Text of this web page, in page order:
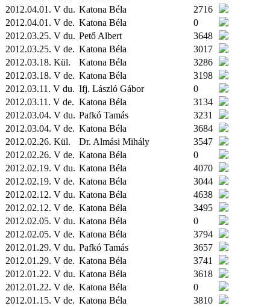
2012.04.01. V du. Katona Béla
2716
2012.04.01. V de. Katona Béla
0
2012.03.25. V du. Pető Albert
3648
2012.03.25. V de. Katona Béla
3017
2012.03.18. Kül. Katona Béla
3286
2012.03.18. V de. Katona Béla
3198
2012.03.11. V du. Ifj. László Gábor
0
2012.03.11. V de. Katona Béla
3134
2012.03.04. V du. Pafkó Tamás
3231
2012.03.04. V de. Katona Béla
3684
2012.02.26. Kül. Dr. Almási Mihály
3547
2012.02.26. V de. Katona Béla
0
2012.02.19. V du. Katona Béla
4070
2012.02.19. V de. Katona Béla
3044
2012.02.12. V du. Katona Béla
4638
2012.02.12. V de. Katona Béla
3495
2012.02.05. V du. Katona Béla
0
2012.02.05. V de. Katona Béla
3794
2012.01.29. V du. Pafkó Tamás
3657
2012.01.29. V de. Katona Béla
3741
2012.01.22. V du. Katona Béla
3618
2012.01.22. V de. Katona Béla
0
2012.01.15. V de. Katona Béla 3810